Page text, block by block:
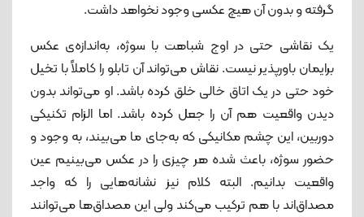
گرفته و بدون آن هیچ عکسی وجود نخواهد داشت.
یک نقاشی حتی در اوج شباهت با سوژه، به‌اندازه‌ی عکس
برایمان باورپذیر نیست. نقاش می‌تواند آن تابلو را کاملاً با تخیل
خود حتی در یک اتاق خالی خلق کرده باشد. او می‌تواند بدون
دیدن واقعیت هم آن را جعل کرده باشد. اما الزام تکنیکی
دوربین، این چشم مکانیکی که به‌جای ما می‌بیند، به وجود و
حضور سوژه، باعث شده هر چیزی را در عکس می‌بینیم عین
واقعیت بدانیم. البته کلام نیز نشانه‌هایی را که واجد
مصداق‌اند با هم ترکیب می‌کند ولی این مصداق‌ها می‌توانند